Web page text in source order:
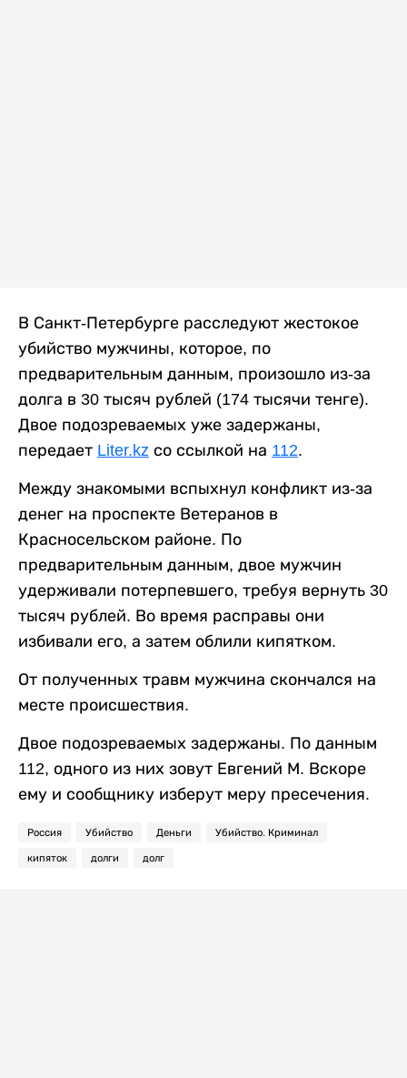
В Санкт-Петербурге расследуют жестокое
убийство мужчины, которое, по
предварительным данным, произошло из-за
долга в 30 тысяч рублей (174 тысячи тенге).
Двое подозреваемых уже задержаны,
передает Liter.kz со ссылкой на 112.
Между знакомыми вспыхнул конфликт из-за
денег на проспекте Ветеранов в
Красносельском районе. По
предварительным данным, двое мужчин
удерживали потерпевшего, требуя вернуть 30
тысяч рублей. Во время расправы они
избивали его, а затем облили кипятком.
От полученных травм мужчина скончался на
месте происшествия.
Двое подозреваемых задержаны. По данным
112, одного из них зовут Евгений М. Вскоре
ему и сообщнику изберут меру пресечения.
Россия Убийство Деньги Убийство. Криминал
кипяток долги долг